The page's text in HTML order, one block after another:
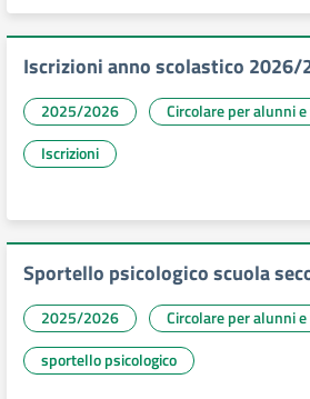
Iscrizioni anno scolastico 2026/
2025/2026
Circolare per alunni
Iscrizioni
Sportello psicologico scuola
2025/2026
Circolare per alunni
sportello psicologico